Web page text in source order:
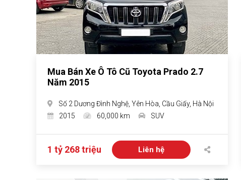
Mua Bán Xe Ô Tô Cũ Toyota Prado 2.7
Năm 2015
Số 2 Dương Đình Nghệ, Yên Hòa, Cầu Giấy, Hà Nội
2015
60,000 km SUV
1 tỷ 268 triệu Liên hệ